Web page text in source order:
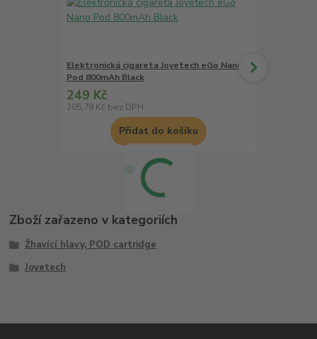
Elektronická cigareta Joyetech eGo Nano
Pod 800mAh Black
249 Kč
205,79 Kč bez DPH
Přidat do košíku
Zboží zařazeno v kategoriích
Žhavící hlavy, POD cartridge
Joyetech